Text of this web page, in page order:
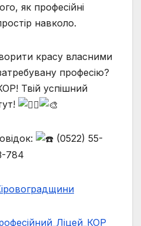
як професійні
навколо.
красу власними
професію?
Твій успішний
(0522) 55-
784